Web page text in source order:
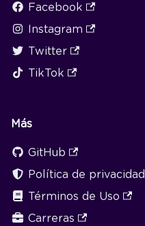
Facebook
Instagram
Twitter
TikTok
Más
GitHub
Política de privacidad
Términos de Uso
Carreras